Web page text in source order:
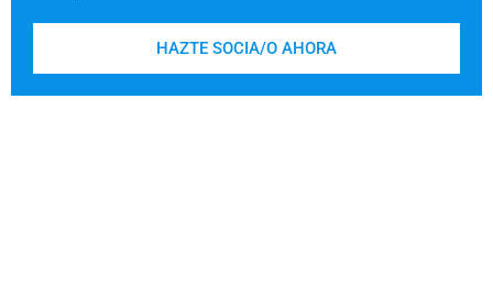
HAZTE SOCIA/O AHORA